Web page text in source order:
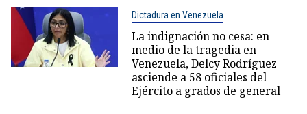
Dictadura en Venezuela
La indignación no cesa: en
medio de la tragedia en
Venezuela, Delcy Rodríguez
asciende a 58 oficiales del
Ejército a grados de general